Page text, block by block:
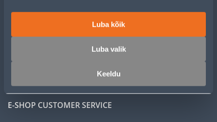
Luba kõik
Luba valik
Keeldu
SERVICE
E-SHOP CUSTOMER SERVICE